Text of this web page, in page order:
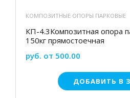
КОМПОЗИТНЫЕ ОПОРЫ ПАРКОВЫЕ
КП-4.3Композитная опора
150кг прямостоечная
руб. от 500.00
ДОБАВИТЬ В